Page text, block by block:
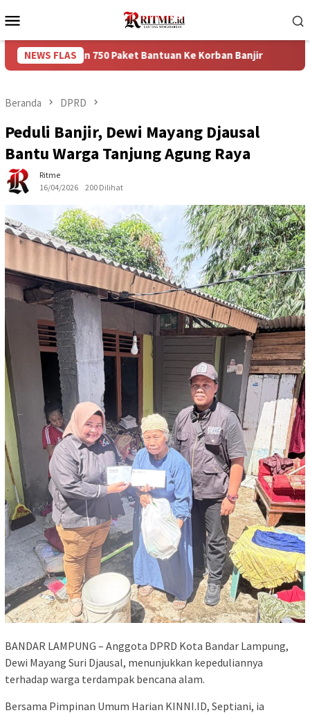
ke
Mobile
NEWS FLAS
750 Paket Bantuan Ke Korban Banjir Puncak
Beranda DPRD
Peduli Banjir, Dewi Mayang Djausal
Bantu Warga Tanjung Agung Raya
Ritme
16/04/2026
200 Dilihat
BANDAR LAMPUNG – Anggota DPRD Kota Bandar Lampung,
Dewi Mayang Suri Djausal, menunjukkan kepeduliannya
terhadap warga terdampak bencana alam.
Bersama Pimpinan Umum Harian KINNI.ID, Septiani, ia